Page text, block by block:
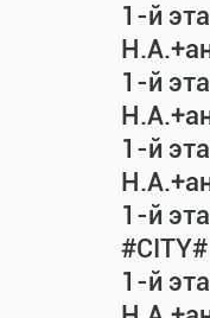
1-й
1-й
1-й
1-й
#CITY#
1-й